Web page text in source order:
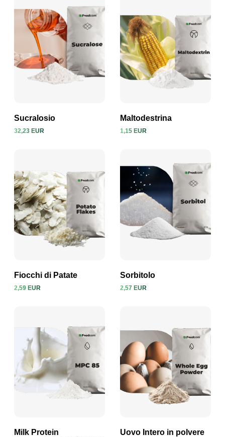
Sucralosio
32,23 EUR
Maltodestrina
1,15 EUR
Fiocchi di Patate
2,59 EUR
Sorbitolo
2,57 EUR
Milk Protein
Uovo Intero in polvere